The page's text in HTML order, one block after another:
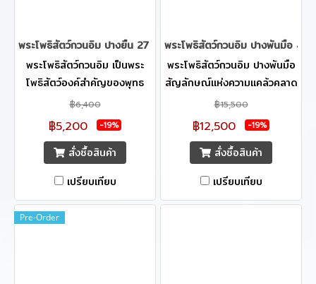
พระโพธิสัตว์กวนอิม ปางยืน 27 cm.
พระโพธิสัตว์กวนอิม เป็นพระ
โพธิสัตว์องค์สำคัญของพุทธ
ศาสนามหายาน และมีผู้เลื่อมใส
ศรัทธาในพระโพธิสัตว์องค์นี้
มากมายทั่วโลก ด้วยทรงมี
เมตตาอเนกอนันต์ประการ ทรง
ทุกข์ได้ยาก ด้วยเชื่อกันว่าด้วย
พระญาณบารมีของพระโพธิ
สัตว์กวนอิมจะคุ้มครองปกปัก
฿6,400
฿5,200 -19%
สั่งซื้อสินค้า
เปรียบเทียบ
พระโพธิสัตว์กวนอิม ปางพันมือ
พระโพธิสัตว์กวนอิม ปางพันมือ
สัญลักษณ์แห่งความแคล้วคลาด
จากภัยอันตรายทั้งปวง เหมาะ
อย่างยิ่ง สำหรับเสริมสร้างความ
เป็นสิริมงคล ที่สื่อถึงความหมาย
ที่ดี ตามความเชื่อที่ว่า หากได้
มือ แล้วจะแคล้วคลาดจากภัย
อันตรายทั้งปวง และด้วยเมตตา
฿15,500
฿12,500 -19%
สั่งซื้อสินค้า
เปรียบเทียบ
Pre-Order